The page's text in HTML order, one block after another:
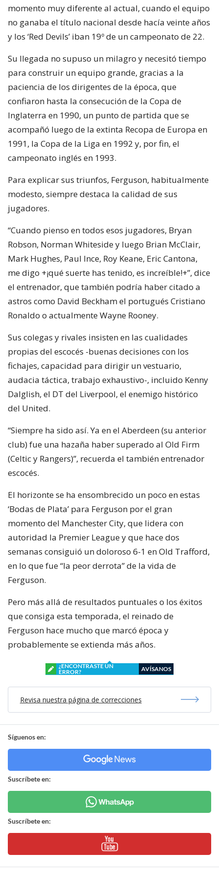
momento muy diferente al actual, cuando el equipo
no ganaba el título nacional desde hacía veinte años
y los ‘Red Devils’ iban 19º de un campeonato de 22.
Su llegada no supuso un milagro y necesitó tiempo
para construir un equipo grande, gracias a la
paciencia de los dirigentes de la época, que
confiaron hasta la consecución de la Copa de
Inglaterra en 1990, un punto de partida que se
acompañó luego de la extinta Recopa de Europa en
1991, la Copa de la Liga en 1992 y, por fin, el
campeonato inglés en 1993.
Para explicar sus triunfos, Ferguson, habitualmente
modesto, siempre destaca la calidad de sus
jugadores.
“Cuando pienso en todos esos jugadores, Bryan
Robson, Norman Whiteside y luego Brian McClair,
Mark Hughes, Paul Ince, Roy Keane, Eric Cantona,
me digo +¡qué suerte has tenido, es increíble!+”, dice
el entrenador, que también podría haber citado a
astros como David Beckham el portugués Cristiano
Ronaldo o actualmente Wayne Rooney.
Sus colegas y rivales insisten en las cualidades
propias del escocés -buenas decisiones con los
fichajes, capacidad para dirigir un vestuario,
audacia táctica, trabajo exhaustivo-, incluido Kenny
Dalglish, el DT del Liverpool, el enemigo histórico
del United.
“Siempre ha sido así. Ya en el Aberdeen (su anterior
club) fue una hazaña haber superado al Old Firm
(Celtic y Rangers)”, recuerda el también entrenador
escocés.
El horizonte se ha ensombrecido un poco en estas
‘Bodas de Plata’ para Ferguson por el gran
momento del Manchester City, que lidera con
autoridad la Premier League y que hace dos
semanas consiguió un doloroso 6-1 en Old Trafford,
en lo que fue “la peor derrota” de la vida de
Ferguson.
Pero más allá de resultados puntuales o los éxitos
que consiga esta temporada, el reinado de
Ferguson hace mucho que marcó época y
probablemente se extienda más años.
¿ENCONTRASTE UN
ERROR?
AVÍSANOS
Revisa nuestra página de correcciones
Síguenos en:
Suscríbete en:
Suscríbete en: